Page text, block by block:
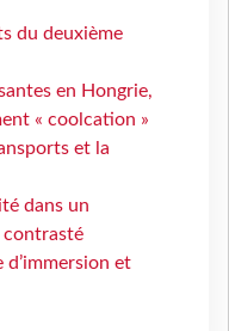
du deuxième
en Hongrie,
« coolcation »
et la
dans un
contrasté
d’immersion et